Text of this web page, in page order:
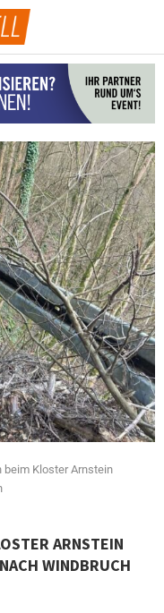
beim Kloster Arnstein
ARNSTEIN
WINDBRUCH